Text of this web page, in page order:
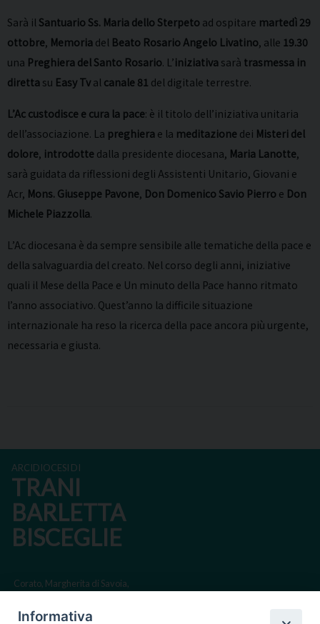
Sarà il Santuario Ss. Maria dello Sterpeto ad ospitare martedì 29
ottobre, Memoria del Beato Rosario Angelo Livatino, alle 19.30
una Preghiera del Santo Rosario. L’iniziativa sarà trasmessa in
diretta su Easy Tv al canale 81 del digitale terrestre.
L’Ac custodisce e cura la pace: è il titolo dell’iniziativa unitaria
dell’associazione. La preghiera e la meditazione dei Misteri del
dolore, introdotte dalla presidente diocesana, Maria Lanotte,
sarà guidata da riflessioni degli Assistenti Unitario, Giovani e
Acr, Mons. Giuseppe Pavone, Don Domenico Savio Pierro e Don
Michele Piazzolla.
L’Ac diocesana è da sempre sensibile alle tematiche della pace e
della salvaguardia del creato. Nel corso degli anni, iniziative
quali il Mese della Pace e Un minuto della Pace hanno ritmato
l’anno associativo. Quest’anno la difficile situazione
internazionale ha reso la ricerca della pace ancora più urgente,
necessaria e giusta.
ARCIDIOCESI DI
TRANI
BARLETTA
BISCEGLIE
Corato, Margherita di Savoia,
Informativa